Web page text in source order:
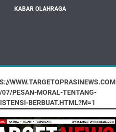
KABAR OLAHRAGA
WWW.TARGETOPRASINEWS.COM
PESAN-MORAL-TENTANG-
BERBUAT.HTML?M=1